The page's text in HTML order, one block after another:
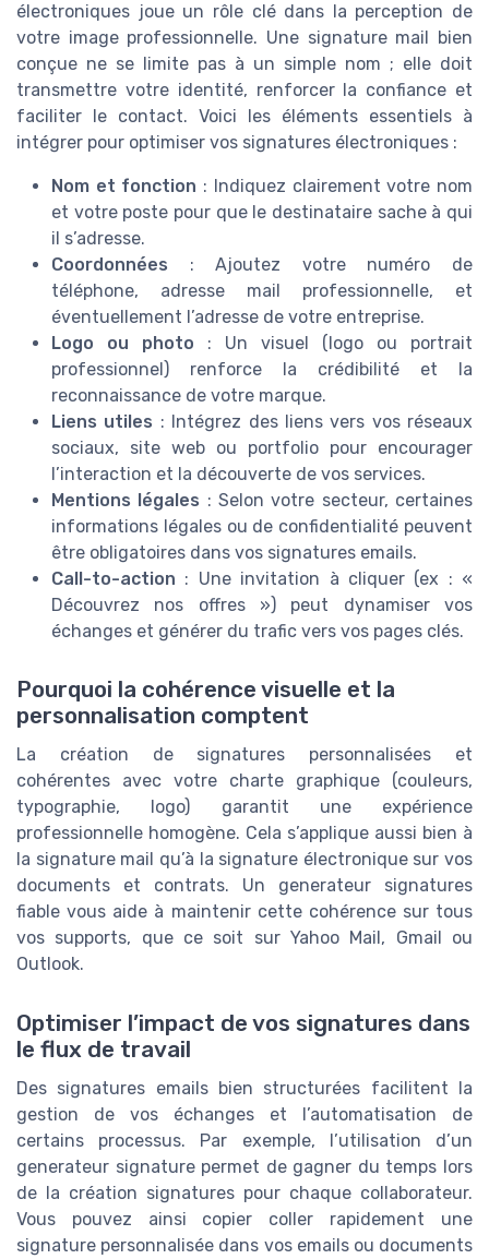
électroniques joue un rôle clé dans la perception de
votre image professionnelle. Une signature mail bien
conçue ne se limite pas à un simple nom ; elle doit
transmettre votre identité, renforcer la confiance et
faciliter le contact. Voici les éléments essentiels à
intégrer pour optimiser vos signatures électroniques :
Nom et fonction : Indiquez clairement votre nom
et votre poste pour que le destinataire sache à qui
il s’adresse.
Coordonnées : Ajoutez votre numéro de
téléphone, adresse mail professionnelle, et
éventuellement l’adresse de votre entreprise.
Logo ou photo : Un visuel (logo ou portrait
professionnel) renforce la crédibilité et la
reconnaissance de votre marque.
Liens utiles : Intégrez des liens vers vos réseaux
sociaux, site web ou portfolio pour encourager
l’interaction et la découverte de vos services.
Mentions légales : Selon votre secteur, certaines
informations légales ou de confidentialité peuvent
être obligatoires dans vos signatures emails.
Call-to-action : Une invitation à cliquer (ex : «
Découvrez nos offres ») peut dynamiser vos
échanges et générer du trafic vers vos pages clés.
Pourquoi la cohérence visuelle et la
personnalisation comptent
La création de signatures personnalisées et
cohérentes avec votre charte graphique (couleurs,
typographie, logo) garantit une expérience
professionnelle homogène. Cela s’applique aussi bien à
la signature mail qu’à la signature électronique sur vos
documents et contrats. Un generateur signatures
fiable vous aide à maintenir cette cohérence sur tous
vos supports, que ce soit sur Yahoo Mail, Gmail ou
Outlook.
Optimiser l’impact de vos signatures dans
le flux de travail
Des signatures emails bien structurées facilitent la
gestion de vos échanges et l’automatisation de
certains processus. Par exemple, l’utilisation d’un
generateur signature permet de gagner du temps lors
de la création signatures pour chaque collaborateur.
Vous pouvez ainsi copier coller rapidement une
signature personnalisée dans vos emails ou documents